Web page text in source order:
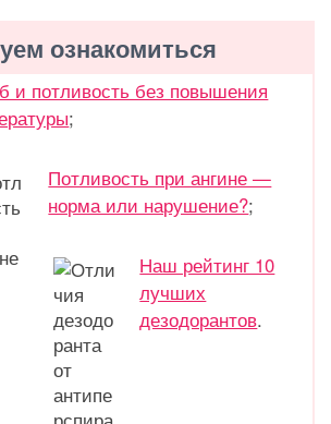
ознакомиться
и потливость без повышения
;
Потливость при ангине —
норма или нарушение?;
Наш рейтинг 10
лучших
дезодорантов.